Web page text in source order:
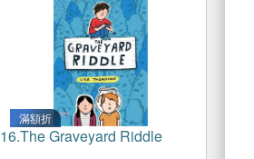
滿額折
16.The Graveyard Riddle